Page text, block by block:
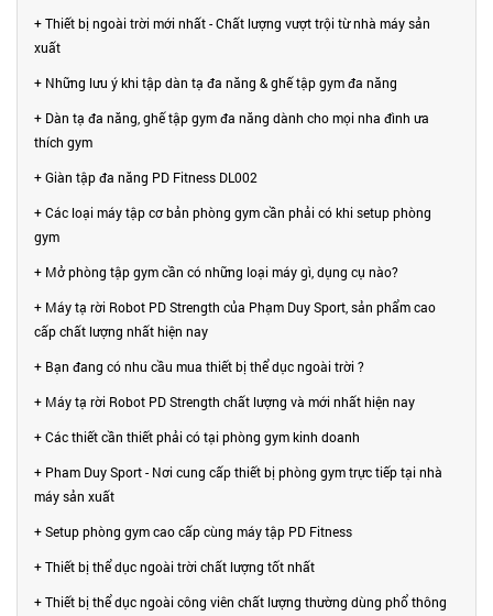
+ Thiết bị ngoài trời mới nhất - Chất lượng vượt trội từ nhà máy sản
xuất
+ Những lưu ý khi tập dàn tạ đa năng & ghế tập gym đa năng
+ Dàn tạ đa năng, ghế tập gym đa năng dành cho mọi nha đình ưa
thích gym
+ Giàn tập đa năng PD Fitness DL002
+ Các loại máy tập cơ bản phòng gym cần phải có khi setup phòng
gym
+ Mở phòng tập gym cần có những loại máy gì, dụng cụ nào?
+ Máy tạ rời Robot PD Strength của Phạm Duy Sport, sản phẩm cao
cấp chất lượng nhất hiện nay
+ Bạn đang có nhu cầu mua thiết bị thể dục ngoài trời ?
+ Máy tạ rời Robot PD Strength chất lượng và mới nhất hiện nay
+ Các thiết cần thiết phải có tại phòng gym kinh doanh
+ Pham Duy Sport - Nơi cung cấp thiết bị phòng gym trực tiếp tại nhà
máy sản xuất
+ Setup phòng gym cao cấp cùng máy tập PD Fitness
+ Thiết bị thể dục ngoài trời chất lượng tốt nhất
+ Thiết bị thể dục ngoài công viên chất lượng thường dùng phổ thông